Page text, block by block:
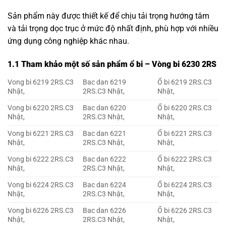
Sản phẩm này được thiết kế để chịu tải trọng hướng tâm
và tải trọng dọc trục ở mức độ nhất định, phù hợp với nhiều
ứng dụng công nghiệp khác nhau.
1.1 Tham khảo một số sản phẩm ổ bi – Vòng bi 6230 2RS
Vong bi 6219 2RS.C3
Nhật,
Bac dan 6219
2RS.C3 Nhật,
Ổ bi 6219 2RS.C3
Nhật,
Vong bi 6220 2RS.C3
Nhật,
Bac dan 6220
2RS.C3 Nhật,
Ổ bi 6220 2RS.C3
Nhật,
Vong bi 6221 2RS.C3
Nhật,
Bac dan 6221
2RS.C3 Nhật,
Ổ bi 6221 2RS.C3
Nhật,
Vong bi 6222 2RS.C3
Nhật,
Bac dan 6222
2RS.C3 Nhật,
Ổ bi 6222 2RS.C3
Nhật,
Vong bi 6224 2RS.C3
Nhật,
Bac dan 6224
2RS.C3 Nhật,
Ổ bi 6224 2RS.C3
Nhật,
Vong bi 6226 2RS.C3
Nhật,
Bac dan 6226
2RS.C3 Nhật,
Ổ bi 6226 2RS.C3
Nhật,